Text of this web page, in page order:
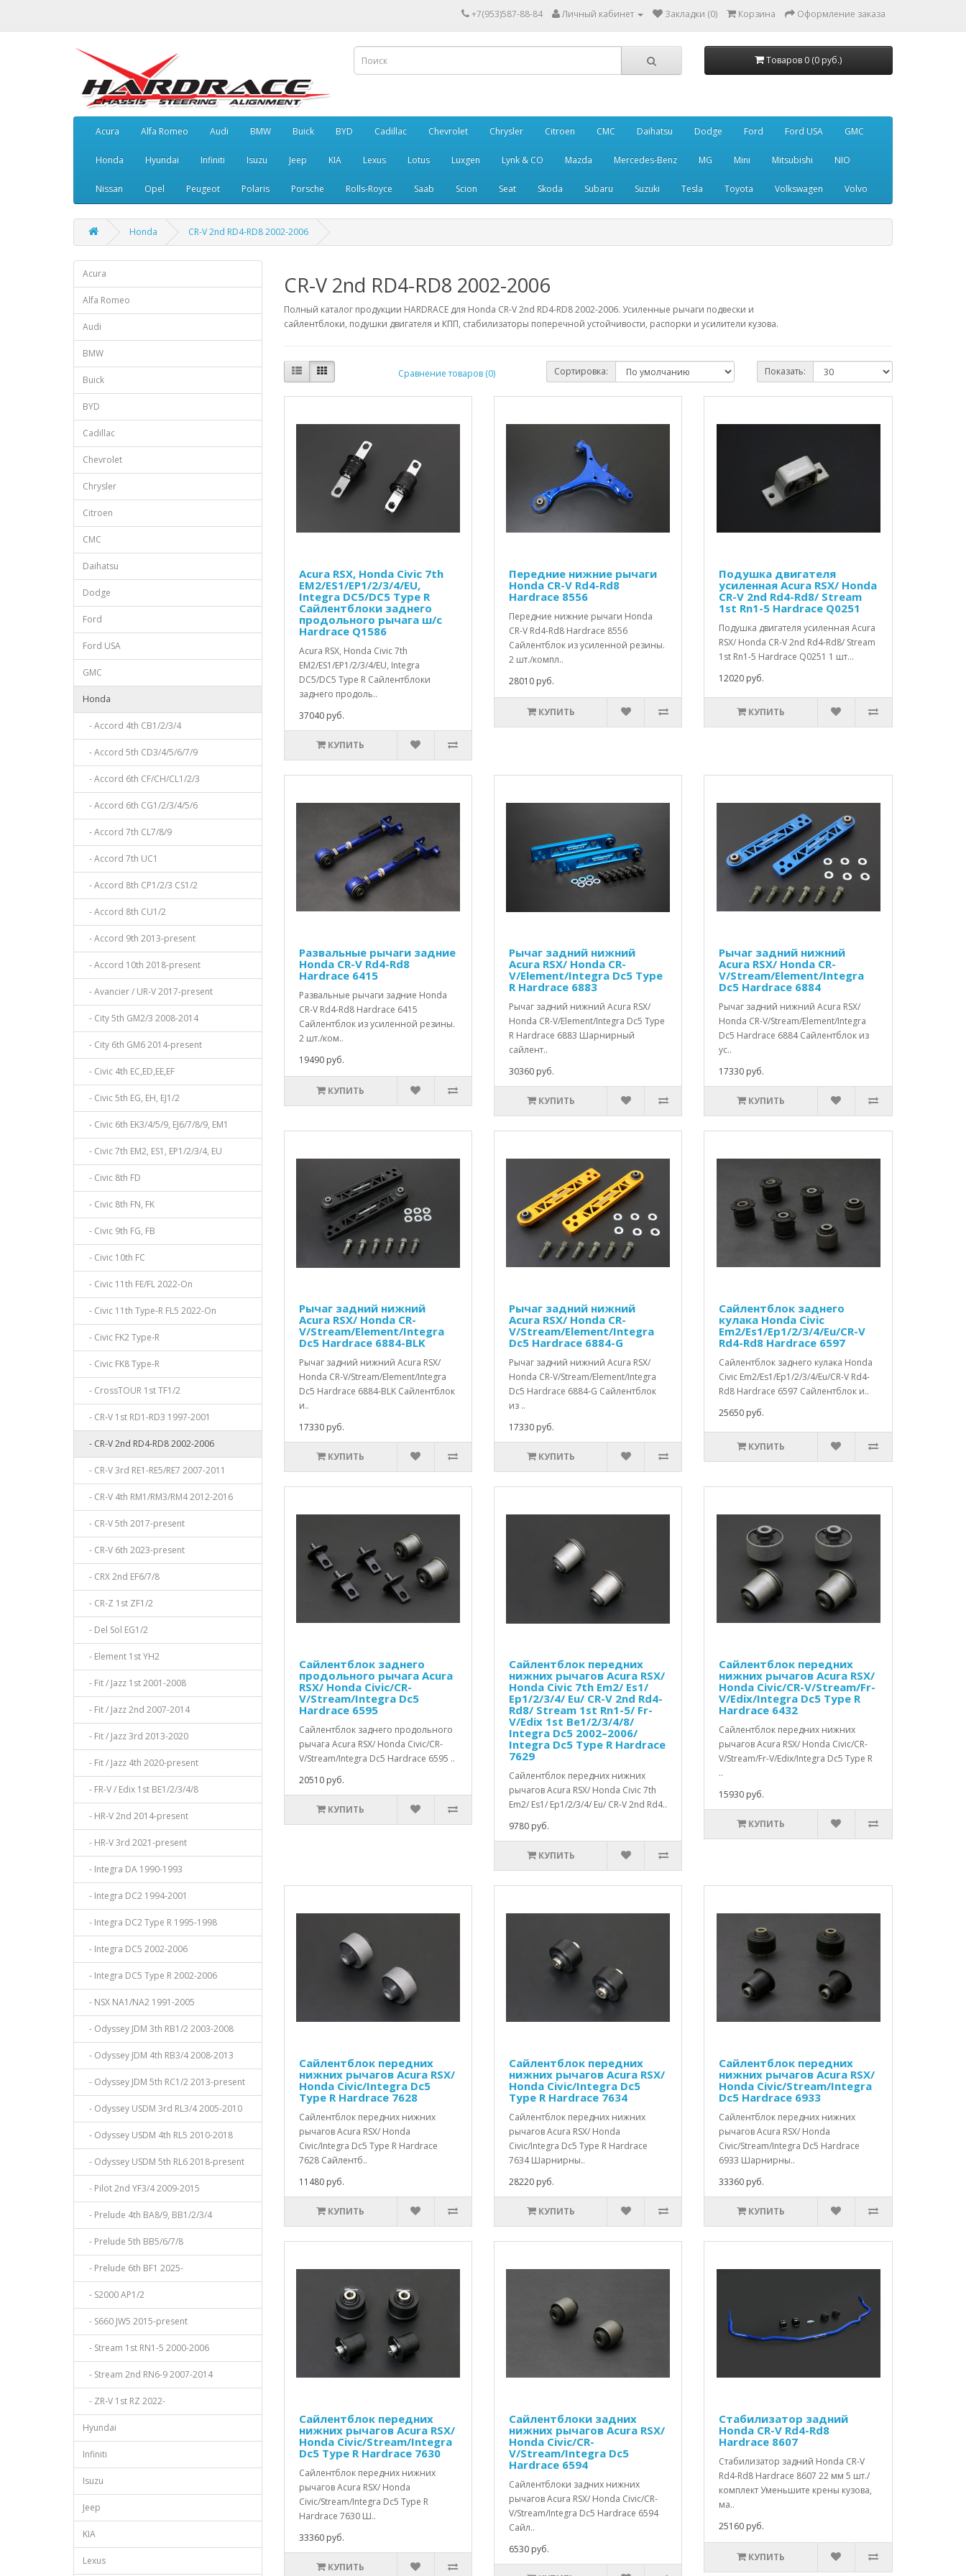
+7(953)587-88-84 Личный кабинет Закладки (0) Корзина Оформление заказа
Товаров 0 (0 руб.)
Acura Alfa Romeo Audi BMW Buick BYD Cadillac Chevrolet Chrysler Citroen CMC Daihatsu Dodge Ford Ford USA GMC
Honda Hyundai Infiniti Isuzu Jeep KIA Lexus Lotus Luxgen Lynk & CO Mazda Mercedes-Benz MG Mini Mitsubishi NIO
Nissan Opel Peugeot Polaris Porsche Rolls-Royce Saab Scion Seat Skoda Subaru Suzuki Tesla Toyota Volkswagen Volvo
Honda CR-V 2nd RD4-RD8 2002-2006
Acura
Alfa Romeo
Audi
BMW
Buick
BYD
Cadillac
Chevrolet
Chrysler
Citroen
CMC
Daihatsu
Dodge
Ford
Ford USA
GMC
Honda
- Accord 4th CB1/2/3/4
- Accord 5th CD3/4/5/6/7/9
- Accord 6th CF/CH/CL1/2/3
- Accord 6th CG1/2/3/4/5/6
- Accord 7th CL7/8/9
- Accord 7th UC1
- Accord 8th CP1/2/3 CS1/2
- Accord 8th CU1/2
- Accord 9th 2013-present
- Accord 10th 2018-present
- Avancier / UR-V 2017-present
- City 5th GM2/3 2008-2014
- City 6th GM6 2014-present
- Civic 4th EC,ED,EE,EF
- Civic 5th EG, EH, EJ1/2
- Civic 6th EK3/4/5/9, EJ6/7/8/9, EM1
- Civic 7th EM2, ES1, EP1/2/3/4, EU
- Civic 8th FD
- Civic 8th FN, FK
- Civic 9th FG, FB
- Civic 10th FC
- Civic 11th FE/FL 2022-On
- Civic 11th Type-R FL5 2022-On
- Civic FK2 Type-R
- Civic FK8 Type-R
- CrossTOUR 1st TF1/2
- CR-V 1st RD1-RD3 1997-2001
- CR-V 2nd RD4-RD8 2002-2006
- CR-V 3rd RE1-RE5/RE7 2007-2011
- CR-V 4th RM1/RM3/RM4 2012-2016
- CR-V 5th 2017-present
- CR-V 6th 2023-present
- CRX 2nd EF6/7/8
- CR-Z 1st ZF1/2
- Del Sol EG1/2
- Element 1st YH2
- Fit / Jazz 1st 2001-2008
- Fit / Jazz 2nd 2007-2014
- Fit / Jazz 3rd 2013-2020
- Fit / Jazz 4th 2020-present
- FR-V / Edix 1st BE1/2/3/4/8
- HR-V 2nd 2014-present
- HR-V 3rd 2021-present
- Integra DA 1990-1993
- Integra DC2 1994-2001
- Integra DC2 Type R 1995-1998
- Integra DC5 2002-2006
- Integra DC5 Type R 2002-2006
- NSX NA1/NA2 1991-2005
- Odyssey JDM 3th RB1/2 2003-2008
- Odyssey JDM 4th RB3/4 2008-2013
- Odyssey JDM 5th RC1/2 2013-present
- Odyssey USDM 3rd RL3/4 2005-2010
- Odyssey USDM 4th RL5 2010-2018
- Odyssey USDM 5th RL6 2018-present
- Pilot 2nd YF3/4 2009-2015
- Prelude 4th BA8/9, BB1/2/3/4
- Prelude 5th BB5/6/7/8
- Prelude 6th BF1 2025-
- S2000 AP1/2
- S660 JW5 2015-present
- Stream 1st RN1-5 2000-2006
- Stream 2nd RN6-9 2007-2014
- ZR-V 1st RZ 2022-
Hyundai
Infiniti
Isuzu
Jeep
KIA
Lexus
CR-V 2nd RD4-RD8 2002-2006
Полный каталог продукции HARDRACE для Honda CR-V 2nd RD4-RD8 2002-2006. Усиленные рычаги подвески и
сайлентблоки, подушки двигателя и КПП, стабилизаторы поперечной устойчивости, распорки и усилители кузова.
Сравнение товаров (0) Сортировка: Показать:
Acura RSX, Honda Civic 7th
EM2/ES1/EP1/2/3/4/EU,
Integra DC5/DC5 Type R
Сайлентблоки заднего
продольного рычага ш/с
Hardrace Q1586
Acura RSX, Honda Civic 7th
EM2/ES1/EP1/2/3/4/EU, Integra
DC5/DC5 Type R Сайлентблоки
заднего продоль..
37040 руб.
КУПИТЬ
Передние нижние рычаги
Honda CR-V Rd4-Rd8
Hardrace 8556
Передние нижние рычаги Honda
CR-V Rd4-Rd8 Hardrace 8556
Сайлентблок из усиленной резины.
2 шт./компл..
28010 руб.
КУПИТЬ
Подушка двигателя
усиленная Acura RSX/ Honda
CR-V 2nd Rd4-Rd8/ Stream
1st Rn1-5 Hardrace Q0251
Подушка двигателя усиленная Acura
RSX/ Honda CR-V 2nd Rd4-Rd8/ Stream
1st Rn1-5 Hardrace Q0251 1 шт...
12020 руб.
КУПИТЬ
Развальные рычаги задние
Honda CR-V Rd4-Rd8
Hardrace 6415
Развальные рычаги задние Honda
CR-V Rd4-Rd8 Hardrace 6415
Сайлентблок из усиленной резины.
2 шт./ком..
19490 руб.
КУПИТЬ
Рычаг задний нижний
Acura RSX/ Honda CR-
V/Element/Integra Dc5 Type
R Hardrace 6883
Рычаг задний нижний Acura RSX/
Honda CR-V/Element/Integra Dc5 Type
R Hardrace 6883 Шарнирный
сайлент..
30360 руб.
КУПИТЬ
Рычаг задний нижний
Acura RSX/ Honda CR-
V/Stream/Element/Integra
Dc5 Hardrace 6884
Рычаг задний нижний Acura RSX/
Honda CR-V/Stream/Element/Integra
Dc5 Hardrace 6884 Сайлентблок из
ус..
17330 руб.
КУПИТЬ
Рычаг задний нижний
Acura RSX/ Honda CR-
V/Stream/Element/Integra
Dc5 Hardrace 6884-BLK
Рычаг задний нижний Acura RSX/
Honda CR-V/Stream/Element/Integra
Dc5 Hardrace 6884-BLK Сайлентблок
и..
17330 руб.
КУПИТЬ
Рычаг задний нижний
Acura RSX/ Honda CR-
V/Stream/Element/Integra
Dc5 Hardrace 6884-G
Рычаг задний нижний Acura RSX/
Honda CR-V/Stream/Element/Integra
Dc5 Hardrace 6884-G Сайлентблок
из ..
17330 руб.
КУПИТЬ
Сайлентблок заднего
кулака Honda Civic
Em2/Es1/Ep1/2/3/4/Eu/CR-V
Rd4-Rd8 Hardrace 6597
Сайлентблок заднего кулака Honda
Civic Em2/Es1/Ep1/2/3/4/Eu/CR-V Rd4-
Rd8 Hardrace 6597 Сайлентблок и..
25650 руб.
КУПИТЬ
Сайлентблок заднего
продольного рычага Acura
RSX/ Honda Civic/CR-
V/Stream/Integra Dc5
Hardrace 6595
Сайлентблок заднего продольного
рычага Acura RSX/ Honda Civic/CR-
V/Stream/Integra Dc5 Hardrace 6595 ..
20510 руб.
КУПИТЬ
Сайлентблок передних
нижних рычагов Acura RSX/
Honda Civic 7th Em2/ Es1/
Ep1/2/3/4/ Eu/ CR-V 2nd Rd4-
Rd8/ Stream 1st Rn1-5/ Fr-
V/Edix 1st Be1/2/3/4/8/
Integra Dc5 2002–2006/
Integra Dc5 Type R Hardrace
7629
Сайлентблок передних нижних
рычагов Acura RSX/ Honda Civic 7th
Em2/ Es1/ Ep1/2/3/4/ Eu/ CR-V 2nd Rd4..
9780 руб.
КУПИТЬ
Сайлентблок передних
нижних рычагов Acura RSX/
Honda Civic/CR-V/Stream/Fr-
V/Edix/Integra Dc5 Type R
Hardrace 6432
Сайлентблок передних нижних
рычагов Acura RSX/ Honda Civic/CR-
V/Stream/Fr-V/Edix/Integra Dc5 Type R
..
15930 руб.
КУПИТЬ
Сайлентблок передних
нижних рычагов Acura RSX/
Honda Civic/Integra Dc5
Type R Hardrace 7628
Сайлентблок передних нижних
рычагов Acura RSX/ Honda
Civic/Integra Dc5 Type R Hardrace
7628 Сайлентб..
11480 руб.
КУПИТЬ
Сайлентблок передних
нижних рычагов Acura RSX/
Honda Civic/Integra Dc5
Type R Hardrace 7634
Сайлентблок передних нижних
рычагов Acura RSX/ Honda
Civic/Integra Dc5 Type R Hardrace
7634 Шарнирны..
28220 руб.
КУПИТЬ
Сайлентблок передних
нижних рычагов Acura RSX/
Honda Civic/Stream/Integra
Dc5 Hardrace 6933
Сайлентблок передних нижних
рычагов Acura RSX/ Honda
Civic/Stream/Integra Dc5 Hardrace
6933 Шарнирны..
33360 руб.
КУПИТЬ
Сайлентблок передних
нижних рычагов Acura RSX/
Honda Civic/Stream/Integra
Dc5 Type R Hardrace 7630
Сайлентблок передних нижних
рычагов Acura RSX/ Honda
Civic/Stream/Integra Dc5 Type R
Hardrace 7630 Ш..
33360 руб.
КУПИТЬ
Сайлентблоки задних
нижних рычагов Acura RSX/
Honda Civic/CR-
V/Stream/Integra Dc5
Hardrace 6594
Сайлентблоки задних нижних
рычагов Acura RSX/ Honda Civic/CR-
V/Stream/Integra Dc5 Hardrace 6594
Сайл..
6530 руб.
Стабилизатор задний
Honda CR-V Rd4-Rd8
Hardrace 8607
Стабилизатор задний Honda CR-V
Rd4-Rd8 Hardrace 8607 22 мм 5 шт./
комплект Уменьшите крены кузова,
ма..
25160 руб.
КУПИТЬ